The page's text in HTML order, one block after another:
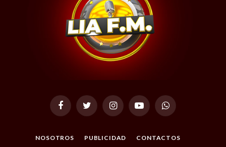
FacebookTwitter InstagramYouTubeWhatsApp
NOSOTROS PUBLICIDAD CONTACTOS